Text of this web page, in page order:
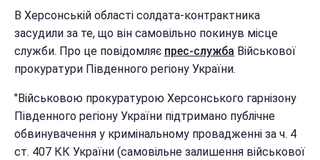
В Херсонській області солдата-контрактника
засудили за те, що він самовільно покинув місце
служби. Про це повідомляє прес-служба Військової
прокуратури Південного регіону України.
"Військовою прокуратурою Херсонського гарнізону
Південного регіону України підтримано публічне
обвинувачення у кримінальному провадженні за ч. 4
ст. 407 КК України (самовільне залишення військової